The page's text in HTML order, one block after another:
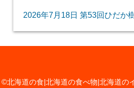
2026年7月18日 第53回ひだか
©北海道の食|北海道の食べ物|北海道の